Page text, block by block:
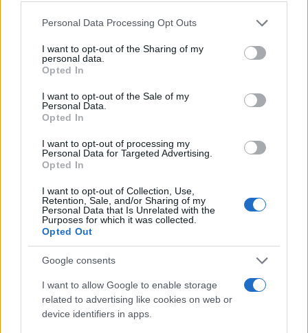
Personal Data Processing Opt Outs
I want to opt-out of the Sharing of my
personal data.
Opted In
I want to opt-out of the Sale of my
Personal Data.
Opted In
I want to opt-out of processing my
Personal Data for Targeted Advertising.
Opted In
I want to opt-out of Collection, Use,
Retention, Sale, and/or Sharing of my
Personal Data that Is Unrelated with the
Purposes for which it was collected.
Opted Out
Google consents
I want to allow Google to enable storage
related to advertising like cookies on web or
device identifiers in apps.
rischi di fascia alta.
Questa revisione al ribasso è in parte dovuta al
miglioramento dei dati, a una migliore
comprensione della sensibilità climatica e
all’inclusione di feedback negativi (ad esempio, gli
effetti del raffreddamento degli aerosol). Tuttavia,
riflette anche una crescente consapevolezza del
sovrastimato l’impatto della CO2 a causa di
incertezze nei fattori di forzatura (segue una
disamina puntuale dei forzanti non correttamente
stimati o inclusi nei modelli, n.d.r.).
2. Rischio di Sovrastima
La possibilità che AR6 sovrastimi ancora l’effetto
della CO2 è una preoccupazione legittima. Se così
fosse, si verificherebbero effetti a cascata sulle
politiche di transizione energetica: